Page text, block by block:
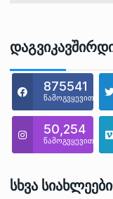
875541
წამოგვყევით
50,254
წამოგვყევით
Სხვა Სიახლეები